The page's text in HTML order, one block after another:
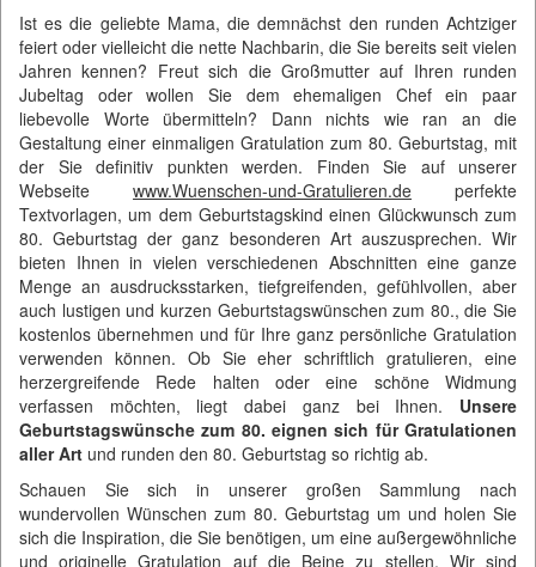
Ist es die geliebte Mama, die demnächst den runden Achtziger
feiert oder vielleicht die nette Nachbarin, die Sie bereits seit vielen
Jahren kennen? Freut sich die Großmutter auf Ihren runden
Jubeltag oder wollen Sie dem ehemaligen Chef ein paar
liebevolle Worte übermitteln? Dann nichts wie ran an die
Gestaltung einer einmaligen Gratulation zum 80. Geburtstag, mit
der Sie definitiv punkten werden. Finden Sie auf unserer
Webseite www.Wuenschen-und-Gratulieren.de perfekte
Textvorlagen, um dem Geburtstagskind einen Glückwunsch zum
80. Geburtstag der ganz besonderen Art auszusprechen. Wir
bieten Ihnen in vielen verschiedenen Abschnitten eine ganze
Menge an ausdrucksstarken, tiefgreifenden, gefühlvollen, aber
auch lustigen und kurzen Geburtstagswünschen zum 80., die Sie
kostenlos übernehmen und für Ihre ganz persönliche Gratulation
verwenden können. Ob Sie eher schriftlich gratulieren, eine
herzergreifende Rede halten oder eine schöne Widmung
verfassen möchten, liegt dabei ganz bei Ihnen. Unsere
Geburtstagswünsche zum 80. eignen sich für Gratulationen
aller Art und runden den 80. Geburtstag so richtig ab.
Schauen Sie sich in unserer großen Sammlung nach
wundervollen Wünschen zum 80. Geburtstag um und holen Sie
sich die Inspiration, die Sie benötigen, um eine außergewöhnliche
und originelle Gratulation auf die Beine zu stellen. Wir sind